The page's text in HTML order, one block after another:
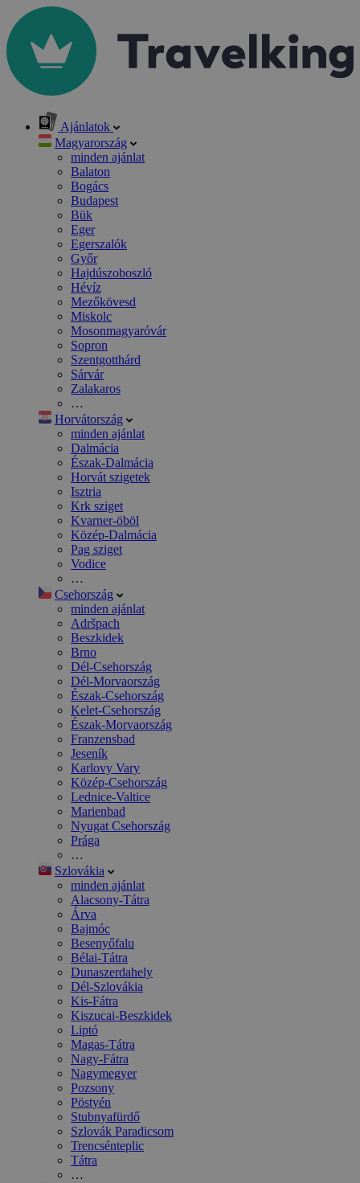
Ajánlatok
Magyarország
minden ajánlat
Balaton
Bogács
Budapest
Bük
Eger
Egerszalók
Győr
Hajdúszoboszló
Hévíz
Mezőkövesd
Miskolc
Mosonmagyaróvár
Sopron
Szentgotthárd
Sárvár
Zalakaros
…
Horvátország
minden ajánlat
Dalmácia
Észak-Dalmácia
Horvát szigetek
Isztria
Krk sziget
Kvarner-öböl
Közép-Dalmácia
Pag sziget
Vodice
…
Csehország
minden ajánlat
Adršpach
Beszkidek
Brno
Dél-Csehország
Dél-Morvaország
Észak-Csehország
Kelet-Csehország
Észak-Morvaország
Franzensbad
Jeseník
Karlovy Vary
Közép-Csehország
Lednice-Valtice
Marienbad
Nyugat Csehország
Prága
…
Szlovákia
minden ajánlat
Alacsony-Tátra
Árva
Bajmóc
Besenyőfalu
Bélai-Tátra
Dunaszerdahely
Dél-Szlovákia
Kis-Fátra
Kiszucai-Beszkidek
Liptó
Magas-Tátra
Nagy-Fátra
Nagymegyer
Pozsony
Pöstyén
Stubnyafürdő
Szlovák Paradicsom
Trencsénteplic
Tátra
…